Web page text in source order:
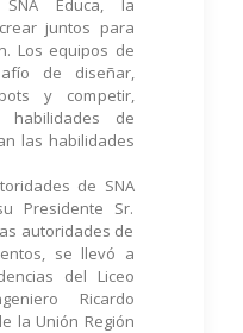
Educa, la
juntos para
Los equipos de
de diseñar,
y competir,
habilidades de
las habilidades
de SNA
Presidente Sr.
autoridades de
se llevó a
del Liceo
Ricardo
la Unión Región